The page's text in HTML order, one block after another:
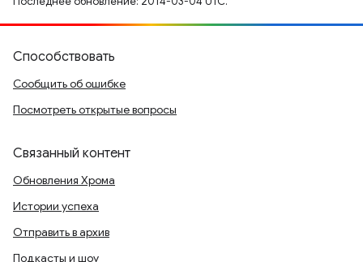
Способствовать
Сообщить об ошибке
Посмотреть открытые вопросы
Связанный контент
Обновления Хрома
Истории успеха
Отправить в архив
Подкасты и шоу